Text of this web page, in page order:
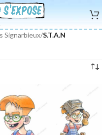
Signarbieux/S.T.A.N